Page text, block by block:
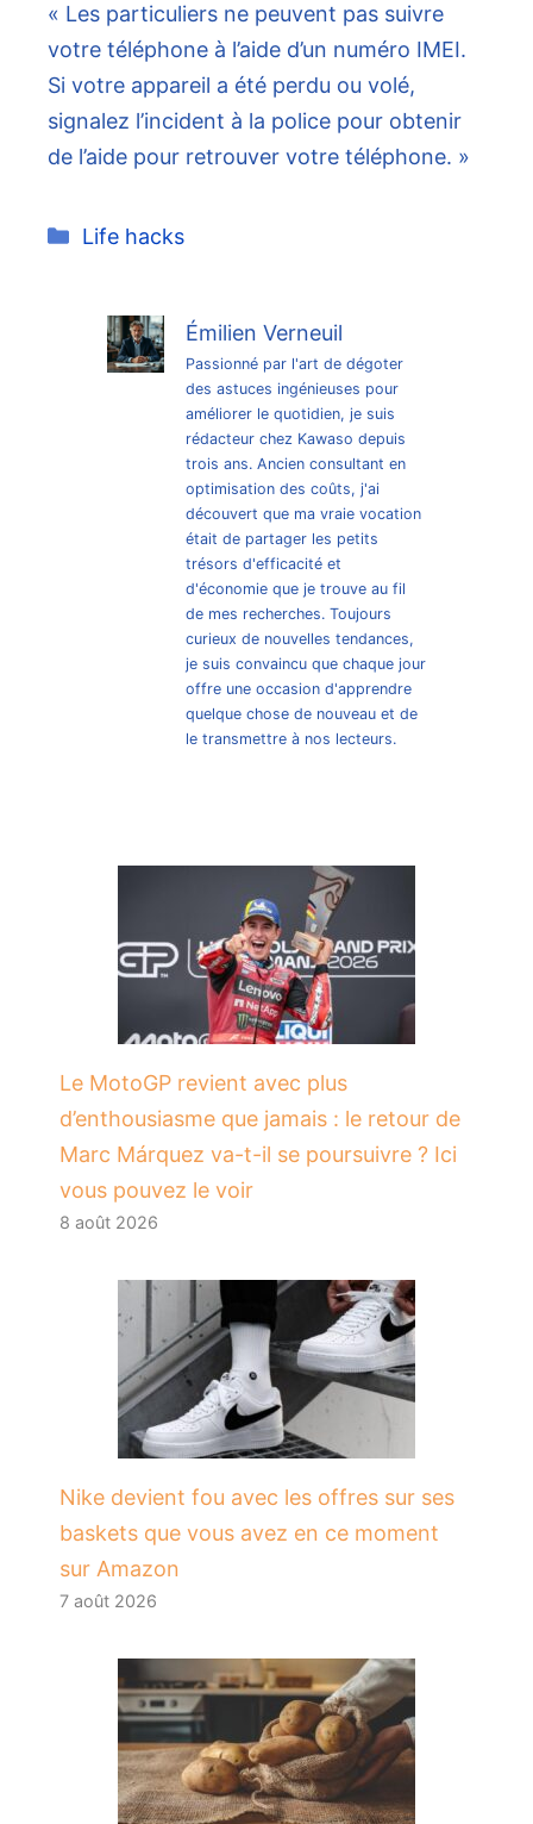
« Les particuliers ne peuvent pas suivre
votre téléphone à l’aide d’un numéro IMEI.
Si votre appareil a été perdu ou volé,
signalez l’incident à la police pour obtenir
de l’aide pour retrouver votre téléphone. »
Catégories
Life hacks
Émilien Verneuil
Passionné par l'art de dégoter
des astuces ingénieuses pour
améliorer le quotidien, je suis
rédacteur chez Kawaso depuis
trois ans. Ancien consultant en
optimisation des coûts, j'ai
découvert que ma vraie vocation
était de partager les petits
trésors d'efficacité et
d'économie que je trouve au fil
de mes recherches. Toujours
curieux de nouvelles tendances,
je suis convaincu que chaque jour
offre une occasion d'apprendre
quelque chose de nouveau et de
le transmettre à nos lecteurs.
Le MotoGP revient avec plus
d’enthousiasme que jamais : le retour de
Marc Márquez va-t-il se poursuivre ? Ici
vous pouvez le voir
8 août 2026
Nike devient fou avec les offres sur ses
baskets que vous avez en ce moment
sur Amazon
7 août 2026